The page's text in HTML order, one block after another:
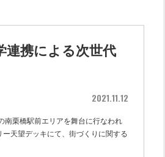
連携による次世代
2021.11.12
南栗橋駅前エリアを舞台に行なわれ
天望デッキにて、街づくりに関する